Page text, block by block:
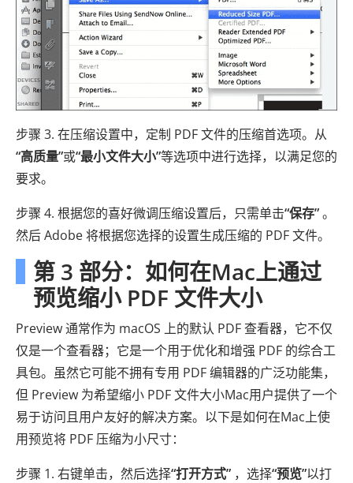
步骤 3. 在压缩设置中，定制 PDF 文件的压缩首选项。从
“高质量”或“最小文件大小”等选项中进行选择，以满足您的
要求。
步骤 4. 根据您的喜好微调压缩设置后，只需单击“保存”。
然后 Adob​​e 将根据您选择的设置生成压缩的 PDF 文件。
第 3 部分：如何在Mac上通过
预览缩小 PDF 文件大小
Preview 通常作为 macOS 上的默认 PDF 查看器，它不仅
仅是一个查看器；它是一个用于优化和增强 PDF 的综合工
具包。虽然它可能不拥有专用 PDF 编辑器的广泛功能集，
但 Preview 为希望缩小 PDF 文件大小Mac用户提供了一个
易于访问且用户友好的解决方案。以下是如何在Mac上使
用预览将 PDF 压缩为小尺寸：
步骤 1. 右键单击​​，然后选择“打开方式” ，选择“预览”以打